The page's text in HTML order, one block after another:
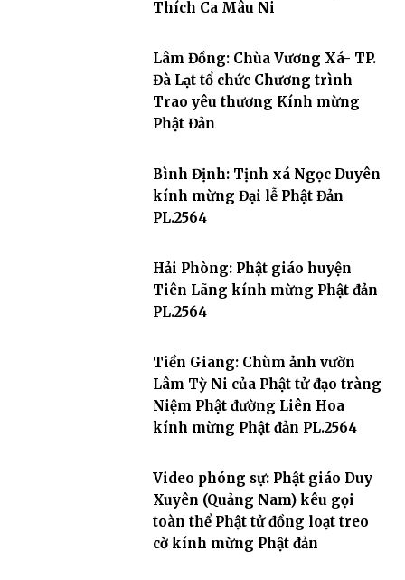
Thích Ca Mâu Ni
Lâm Đồng: Chùa Vương Xá- TP.
Đà Lạt tổ chức Chương trình
Trao yêu thương Kính mừng
Phật Đản
Bình Định: Tịnh xá Ngọc Duyên
kính mừng Đại lễ Phật Đản
PL.2564
Hải Phòng: Phật giáo huyện
Tiên Lãng kính mừng Phật đản
PL.2564
Tiền Giang: Chùm ảnh vườn
Lâm Tỳ Ni của Phật tử đạo tràng
Niệm Phật đường Liên Hoa
kính mừng Phật đản PL.2564
Video phóng sự: Phật giáo Duy
Xuyên (Quảng Nam) kêu gọi
toàn thể Phật tử đồng loạt treo
cờ kính mừng Phật đản